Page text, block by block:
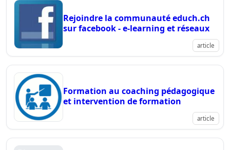
Rejoindre la communauté educh.ch
sur facebook - e-learning et réseaux
article
Formation au coaching pédagogique
et intervention de formation
article